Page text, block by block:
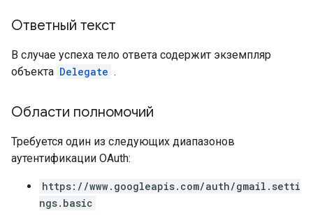
Ответный текст
В случае успеха тело ответа содержит экземпляр
объекта Delegate .
Области полномочий
Требуется один из следующих диапазонов
аутентификации OAuth:
https://www.googleapis.com/auth/gmail.setti
ngs.basic